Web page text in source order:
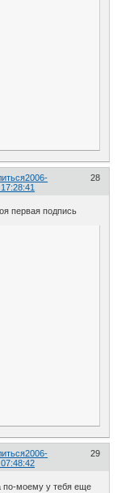
28
2006-
первая подпись
29
2006-
по-моему у тебя еще